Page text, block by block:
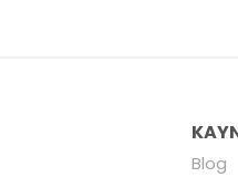
Blog